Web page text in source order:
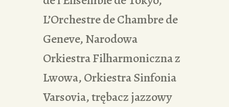
L’Orchestre de Chambre de
Geneve, Narodowa
Orkiestra Filharmoniczna z
Lwowa, Orkiestra Sinfonia
Varsovia, trębacz jazzowy